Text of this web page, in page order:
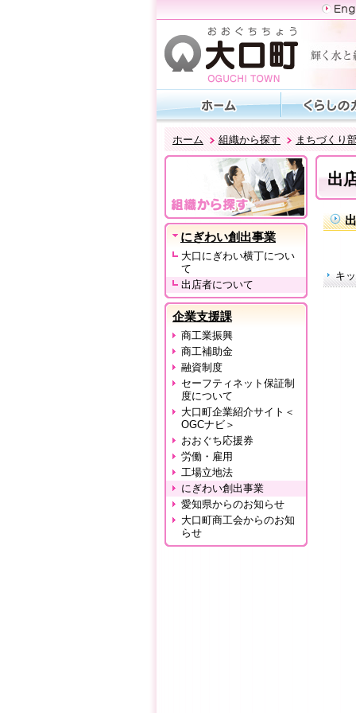
ホーム 組織から探す まちづくり
にぎわい創出事業
大口にぎわい横丁につい
て
出店者について
企業支援課
商工業振興
商工補助金
融資制度
セーフティネット保証制
度について
大口町企業紹介サイト＜
OGCナビ＞
おおぐち応援券
労働・雇用
工場立地法
にぎわい創出事業
愛知県からのお知らせ
大口町商工会からのお知
らせ
出
キ